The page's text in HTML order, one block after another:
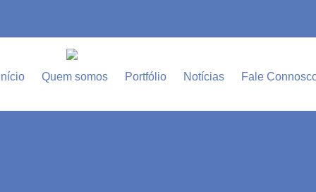
Início Quem somos Portfólio Notícias Fale